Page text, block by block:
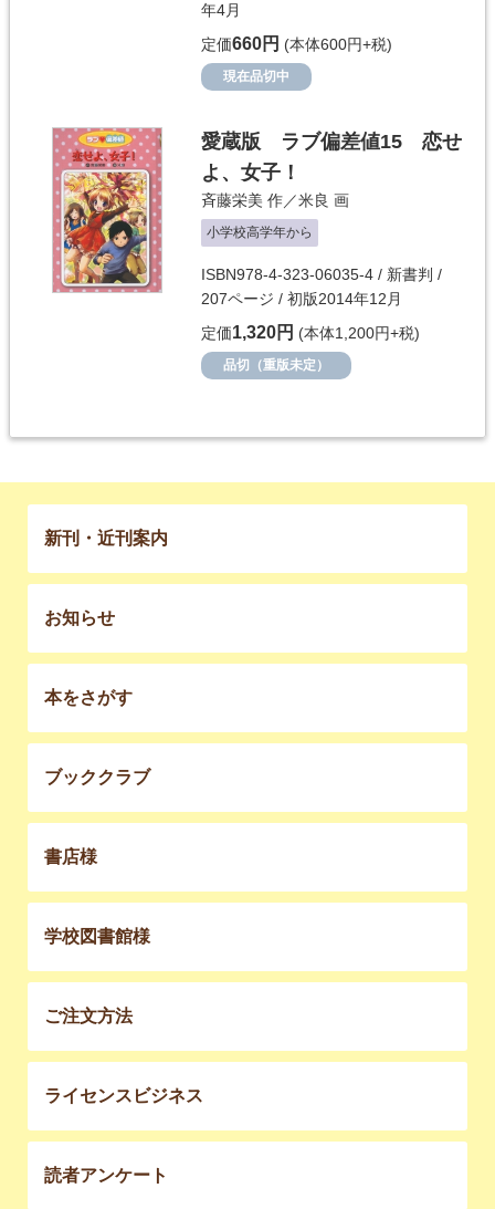
年4月
定価660円 (本体600円+税)
現在品切中
愛蔵版 ラブ偏差値15 恋せ
よ、女子！
斉藤栄美 作／米良 画
小学校高学年から
ISBN978-4-323-06035-4 / 新書判 /
207ページ / 初版2014年12月
定価1,320円 (本体1,200円+税)
品切（重版未定）
新刊・近刊案内
お知らせ
本をさがす
ブッククラブ
書店様
学校図書館様
ご注文方法
ライセンスビジネス
読者アンケート